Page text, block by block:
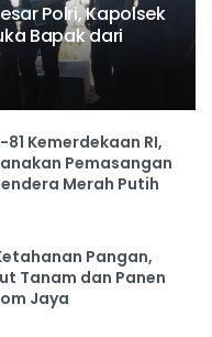
Polri, Kapolsek
Bapak dari
Kemerdekaan RI,
Pemasangan
Merah Putih
Pangan,
Tanam dan Panen
Jaya